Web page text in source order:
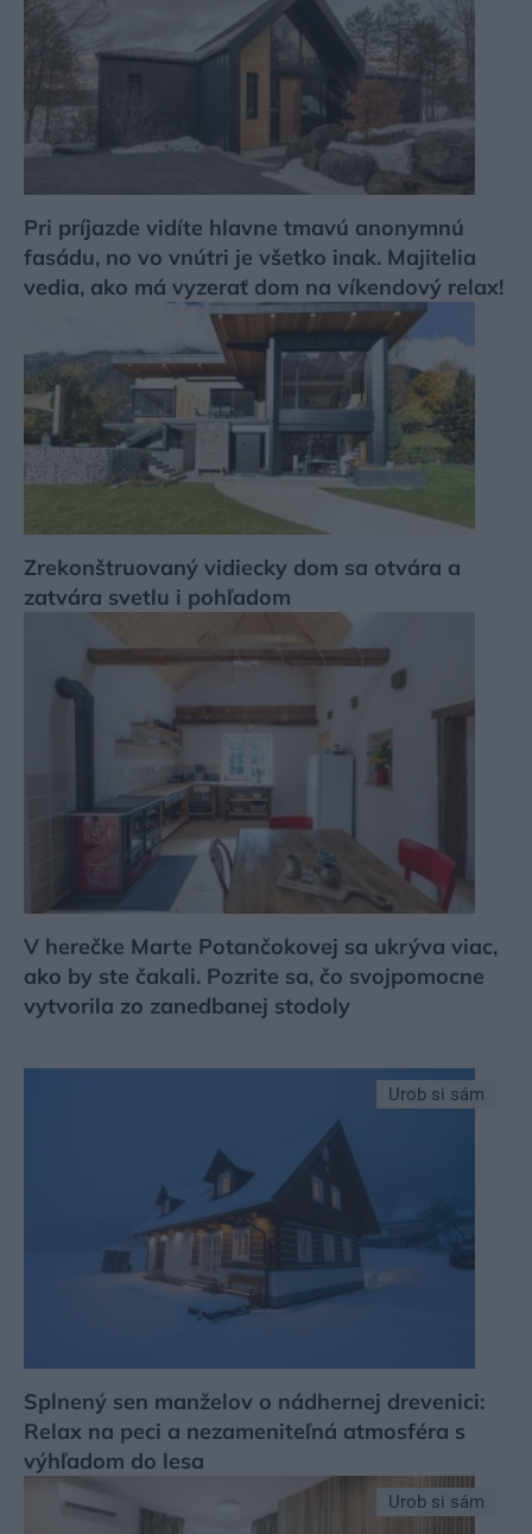
Pri príjazde vidíte hlavne tmavú anonymnú
fasádu, no vo vnútri je všetko inak. Majitelia
vedia, ako má vyzerať dom na víkendový relax!
Zrekonštruovaný vidiecky dom sa otvára a
zatvára svetlu i pohľadom
V herečke Marte Potančokovej sa ukrýva viac,
ako by ste čakali. Pozrite sa, čo svojpomocne
vytvorila zo zanedbanej stodoly
Urob si sám
Splnený sen manželov o nádhernej drevenici:
Relax na peci a nezameniteľná atmosféra s
výhľadom do lesa
Urob si sám